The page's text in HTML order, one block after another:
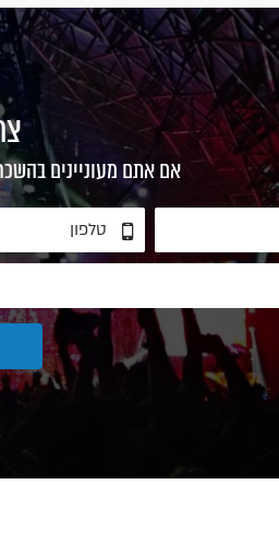
אם אתם מעוניינים